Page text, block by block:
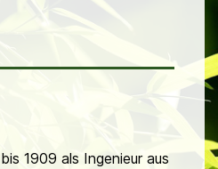
1909 als Ingenieur aus